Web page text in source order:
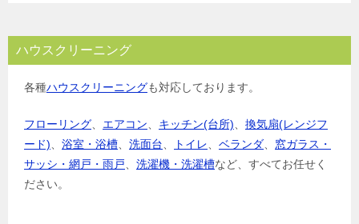
ハウスクリーニング
各種ハウスクリーニングも対応しております。
フローリング、 エアコン、 キッチン(台所)、 換気扇(レンジフ
ード)、 浴室・浴槽、 洗面台、 トイレ、 ベランダ、 窓ガラス・
サッシ・網戸・雨戸、 洗濯機・洗濯槽など、すべてお任せく
ださい。